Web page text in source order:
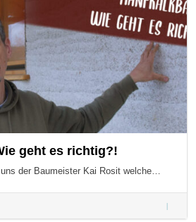
geht es richtig?!
uns der Baumeister Kai Rosit welche…